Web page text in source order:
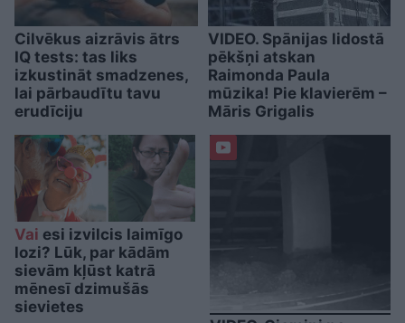
Cilvēkus aizrāvis ātrs
IQ tests: tas liks
izkustināt smadzenes,
lai pārbaudītu tavu
erudīciju
VIDEO. Spānijas lidostā
pēkšņi atskan
Raimonda Paula
mūzika! Pie klavierēm –
Māris Grigalis
Vai esi izvilcis laimīgo
lozi? Lūk, par kādām
sievām kļūst katrā
mēnesī dzimušās
sievietes